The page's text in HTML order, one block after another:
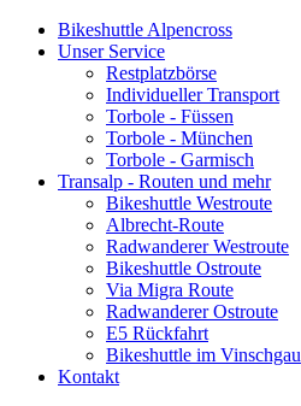
Bikeshuttle Alpencross
Unser Service
Restplatzbörse
Individueller Transport
Torbole - Füssen
Torbole - München
Torbole - Garmisch
Transalp - Routen und mehr
Bikeshuttle Westroute
Albrecht-Route
Radwanderer Westroute
Bikeshuttle Ostroute
Via Migra Route
Radwanderer Ostroute
E5 Rückfahrt
Bikeshuttle im Vinschgau
Kontakt